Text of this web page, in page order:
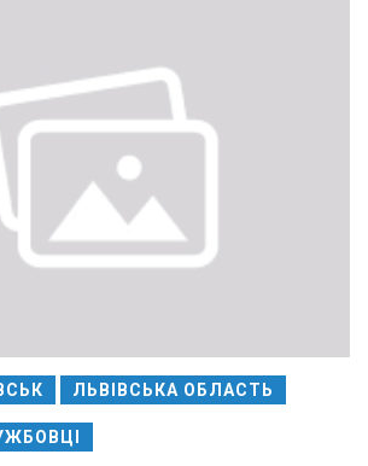
ЛЬВІВСЬКА ОБЛАСТЬ